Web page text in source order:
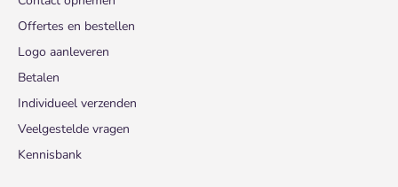
Offertes en bestellen
Logo aanleveren
Betalen
Individueel verzenden
Veelgestelde vragen
Kennisbank